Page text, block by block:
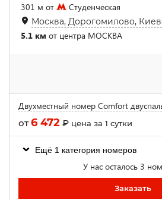
301 м от
Студенческая
Москва, Дорогомилово,
5.1 км от центра МОСКВА
Двухместный номер Comfort
от6 472 ₽ цена за 1 сутки
Ещё 1 категория номеров
У нас осталось 3
Заказать